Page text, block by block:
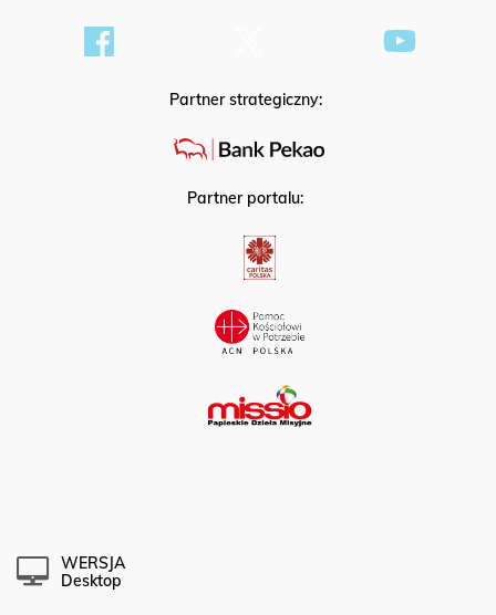
Partner strategiczny:
Partner portalu:
WERSJA
Desktop